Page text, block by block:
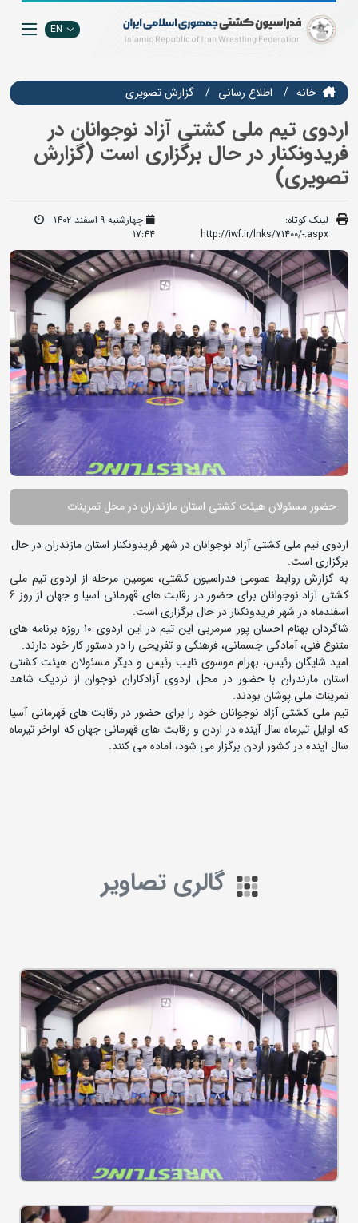
EN
خانه اطلاع رسانی گزارش تصويري
اردوی تیم ملی کشتی آزاد نوجوانان در
فریدونکنار در حال برگزاری است (گزارش
تصویری)
لینک کوتاه:
http://iwf.ir/lnks/71400/-.aspx
چهارشنبه ۹ اسفند ۱۴۰۲
17:44
حضور مسئولان هیئت کشتی استان مازندران در محل تمرینات
اردوی تیم ملی کشتی آزاد نوجوانان در شهر فریدونکنار استان مازندران در حال
برگزاری است.
به گزارش روابط عمومی فدراسیون کشتی، سومین مرحله از اردوی تیم ملی
کشتی آزاد نوجوانان برای حضور در رقابت های قهرمانی آسیا و جهان از روز 6
اسفندماه در شهر فریدونکنار در حال برگزاری است.
شاگردان بهنام احسان پور سرمربی این تیم در این اردوی 10 روزه برنامه های
متنوع فنی، آمادگی جسمانی، فرهنگی و تفریحی را در دستور کار خود دارند.
امید شایگان رئیس، بهرام موسوی نایب رئیس و دیگر مسئولان هیئت کشتی
استان مازندران با حضور در محل اردوی آزادکاران نوجوان از نزدیک شاهد
تمرینات ملی پوشان بودند.
تیم ملی کشتی آزاد نوجوانان خود را برای حضور در رقابت های قهرمانی آسیا
که اوایل تیرماه سال آینده در اردن و رقابت های قهرمانی جهان که اواخر تیرماه
سال آینده در کشور اردن برگزار می شود، آماده می کنند.
گالری تصاویر